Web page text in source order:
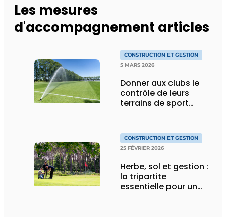
Les mesures
d'accompagnement articles
CONSTRUCTION ET GESTION
5 MARS 2026
Donner aux clubs le
contrôle de leurs
terrains de sport
CONSTRUCTION ET GESTION
25 FÉVRIER 2026
Herbe, sol et gestion :
la tripartite
essentielle pour un